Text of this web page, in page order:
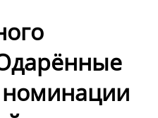
номинации